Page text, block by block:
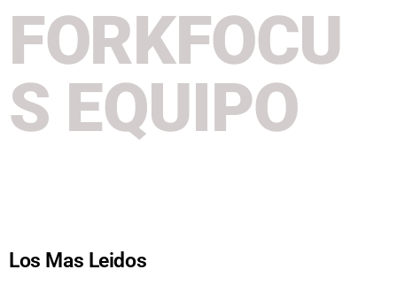
FORKFOCU
S EQUIPO
Los Mas Leidos